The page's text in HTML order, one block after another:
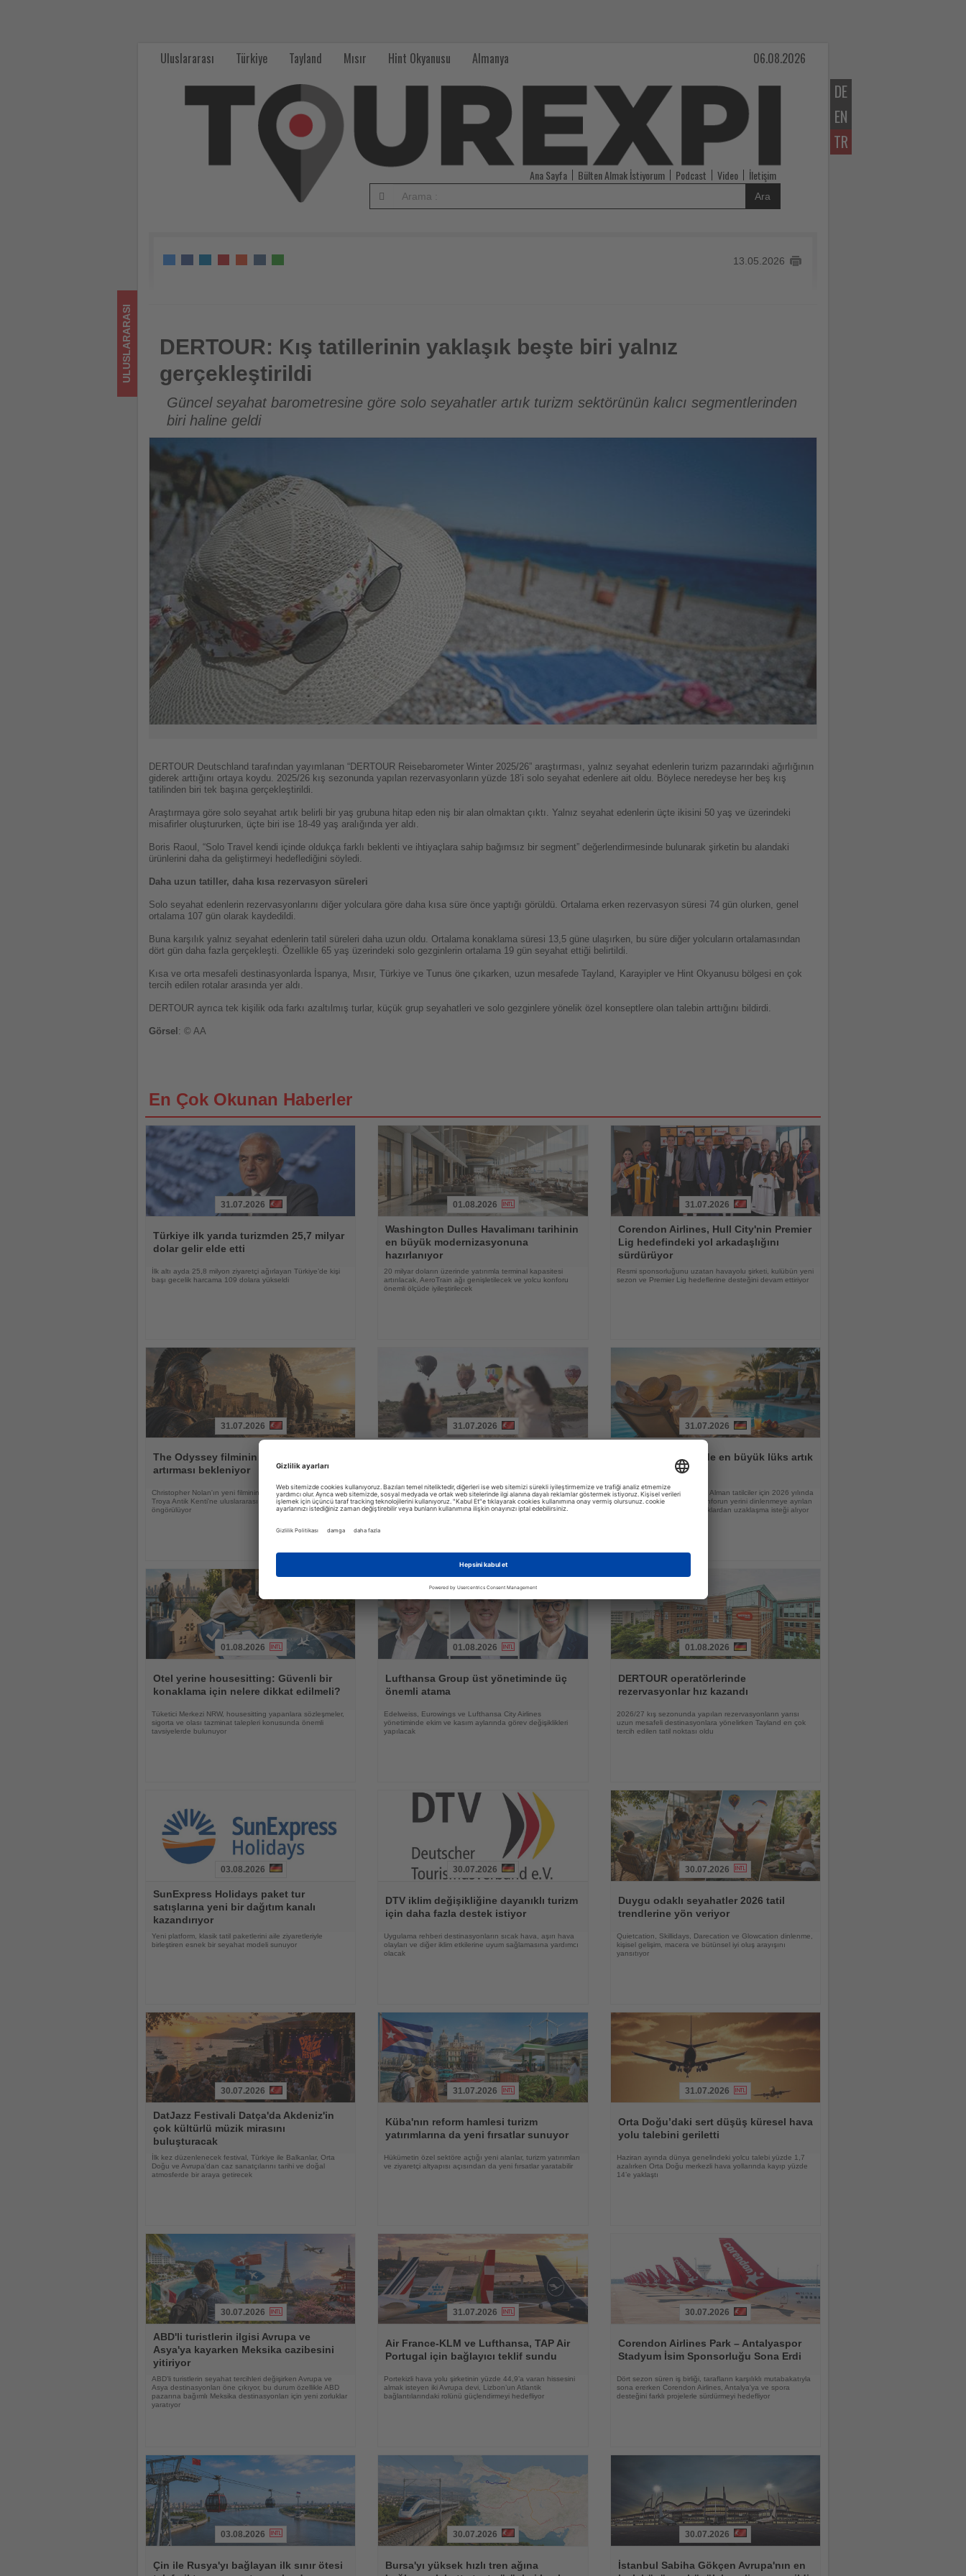
DE
EN
TR
Uluslararası Türkiye Tayland Mısır Hint Okyanusu Almanya 06.08.2026
Ana Sayfa Bülten Almak İstiyorum Podcast Video İletişim
Ara
13.05.2026
DERTOUR: Kış tatillerinin yaklaşık beşte biri yalnız gerçekleştirildi
ULUSLARARASI
DERTOUR: Kış tatillerinin yaklaşık beşte biri yalnız
gerçekleştirildi
Güncel seyahat barometresine göre solo seyahatler artık turizm sektörünün kalıcı segmentlerinden
biri haline geldi
DERTOUR Deutschland tarafından yayımlanan “DERTOUR Reisebarometer Winter 2025/26” araştırması, yalnız seyahat edenlerin turizm pazarındaki ağırlığının
giderek arttığını ortaya koydu. 2025/26 kış sezonunda yapılan rezervasyonların yüzde 18’i solo seyahat edenlere ait oldu. Böylece neredeyse her beş kış
tatilinden biri tek başına gerçekleştirildi.
Araştırmaya göre solo seyahat artık belirli bir yaş grubuna hitap eden niş bir alan olmaktan çıktı. Yalnız seyahat edenlerin üçte ikisini 50 yaş ve üzerindeki
misafirler oluştururken, üçte biri ise 18-49 yaş aralığında yer aldı.
Boris Raoul, “Solo Travel kendi içinde oldukça farklı beklenti ve ihtiyaçlara sahip bağımsız bir segment” değerlendirmesinde bulunarak şirketin bu alandaki
ürünlerini daha da geliştirmeyi hedeflediğini söyledi.
Daha uzun tatiller, daha kısa rezervasyon süreleri
Solo seyahat edenlerin rezervasyonlarını diğer yolculara göre daha kısa süre önce yaptığı görüldü. Ortalama erken rezervasyon süresi 74 gün olurken, genel
ortalama 107 gün olarak kaydedildi.
Buna karşılık yalnız seyahat edenlerin tatil süreleri daha uzun oldu. Ortalama konaklama süresi 13,5 güne ulaşırken, bu süre diğer yolcuların ortalamasından
dört gün daha fazla gerçekleşti. Özellikle 65 yaş üzerindeki solo gezginlerin ortalama 19 gün seyahat ettiği belirtildi.
Kısa ve orta mesafeli destinasyonlarda İspanya, Mısır, Türkiye ve Tunus öne çıkarken, uzun mesafede Tayland, Karayipler ve Hint Okyanusu bölgesi en çok
tercih edilen rotalar arasında yer aldı.
DERTOUR ayrıca tek kişilik oda farkı azaltılmış turlar, küçük grup seyahatleri ve solo gezginlere yönelik özel konseptlere olan talebin arttığını bildirdi.
Görsel : © AA
En Çok Okunan Haberler
Oku
31.07.2026
Türkiye ilk yarıda turizmden 25,7 milyar
dolar gelir elde etti
İlk altı ayda 25,8 milyon ziyaretçi ağırlayan Türkiye’de kişi
başı gecelik harcama 109 dolara yükseldi
Oku
01.08.2026
Washington Dulles Havalimanı tarihinin
en büyük modernizasyonuna
hazırlanıyor
20 milyar doların üzerinde yatırımla terminal kapasitesi
artırılacak, AeroTrain ağı genişletilecek ve yolcu konforu
önemli ölçüde iyileştirilecek
Oku
31.07.2026
Corendon Airlines, Hull City'nin Premier
Lig hedefindeki yol arkadaşlığını
sürdürüyor
Resmi sponsorluğunu uzatan havayolu şirketi, kulübün yeni
sezon ve Premier Lig hedeflerine desteğini devam ettiriyor
Oku
31.07.2026
The Odyssey filminin Troya'ya ilgiyi
artırması bekleniyor
Christopher Nolan'ın yeni filminin UNESCO Dünya Mirası
Troya Antik Kenti'ne uluslararası ilgiyi güçlendirmesi
öngörülüyor
Haberi
31.07.2026
Dokuz ülkeden gelen sıcak hava balonları gün doğumunda
peribacaları üzerinde gösteri uçuşu yaptı
Haberi
31.07.2026
Almanlar için tatilde en büyük lüks artık
YouGov araştırmasına göre Alman tatilciler için 2026 yılında
lüksün anlamı değişiyor; konforun yerini dinlenmeye ayrılan
zaman ve günlük sorumluluklardan uzaklaşma isteği alıyor
Oku
01.08.2026
Otel yerine housesitting: Güvenli bir
konaklama için nelere dikkat edilmeli?
Tüketici Merkezi NRW, housesitting yapanlara sözleşmeler,
sigorta ve olası tazminat talepleri konusunda önemli
tavsiyelerde bulunuyor
Oku
01.08.2026
Lufthansa Group üst yönetiminde üç
önemli atama
Edelweiss, Eurowings ve Lufthansa City Airlines
yönetiminde ekim ve kasım aylarında görev değişiklikleri
yapılacak
Oku
01.08.2026
DERTOUR operatörlerinde
rezervasyonlar hız kazandı
2026/27 kış sezonunda yapılan rezervasyonların yarısı
uzun mesafeli destinasyonlara yönelirken Tayland en çok
tercih edilen tatil noktası oldu
Oku
03.08.2026
SunExpress Holidays paket tur
satışlarına yeni bir dağıtım kanalı
kazandırıyor
Yeni platform, klasik tatil paketlerini aile ziyaretleriyle
birleştiren esnek bir seyahat modeli sunuyor
Oku
30.07.2026
DTV iklim değişikliğine dayanıklı turizm
için daha fazla destek istiyor
Uygulama rehberi destinasyonların sıcak hava, aşırı hava
olayları ve diğer iklim etkilerine uyum sağlamasına yardımcı
olacak
Oku
30.07.2026
Duygu odaklı seyahatler 2026 tatil
trendlerine yön veriyor
Quietcation, Skillidays, Darecation ve Glowcation dinlenme,
kişisel gelişim, macera ve bütünsel iyi oluş arayışını
yansıtıyor
Oku
30.07.2026
DatJazz Festivali Datça'da Akdeniz'in
çok kültürlü müzik mirasını
buluşturacak
İlk kez düzenlenecek festival, Türkiye ile Balkanlar, Orta
Doğu ve Avrupa'dan caz sanatçılarını tarihi ve doğal
atmosferde bir araya getirecek
Oku
31.07.2026
Küba'nın reform hamlesi turizm
yatırımlarına da yeni fırsatlar sunuyor
Hükümetin özel sektöre açtığı yeni alanlar, turizm yatırımları
ve ziyaretçi altyapısı açısından da yeni fırsatlar yaratabilir
Oku
31.07.2026
Orta Doğu’daki sert düşüş küresel hava
yolu talebini geriletti
Haziran ayında dünya genelindeki yolcu talebi yüzde 1,7
azalırken Orta Doğu merkezli hava yollarında kayıp yüzde
14’e yaklaştı
Oku
30.07.2026
ABD'li turistlerin ilgisi Avrupa ve
Asya'ya kayarken Meksika cazibesini
yitiriyor
ABD'li turistlerin seyahat tercihleri değişirken Avrupa ve
Asya destinasyonları öne çıkıyor, bu durum özellikle ABD
pazarına bağımlı Meksika destinasyonları için yeni zorluklar
yaratıyor
Oku
31.07.2026
Air France-KLM ve Lufthansa, TAP Air
Portugal için bağlayıcı teklif sundu
Portekizli hava yolu şirketinin yüzde 44,9’a varan hissesini
almak isteyen iki Avrupa devi, Lizbon’un Atlantik
bağlantılarındaki rolünü güçlendirmeyi hedefliyor
Oku
30.07.2026
Corendon Airlines Park – Antalyaspor
Stadyum İsim Sponsorluğu Sona Erdi
Dört sezon süren iş birliği, tarafların karşılıklı mutabakatıyla
sona ererken Corendon Airlines, Antalya'ya ve spora
desteğini farklı projelerle sürdürmeyi hedefliyor
Oku
03.08.2026
Çin ile Rusya'yı bağlayan ilk sınır ötesi
Oku
30.07.2026
Bursa'yı yüksek hızlı tren ağına
Oku
30.07.2026
İstanbul Sabiha Gökçen Avrupa'nın en